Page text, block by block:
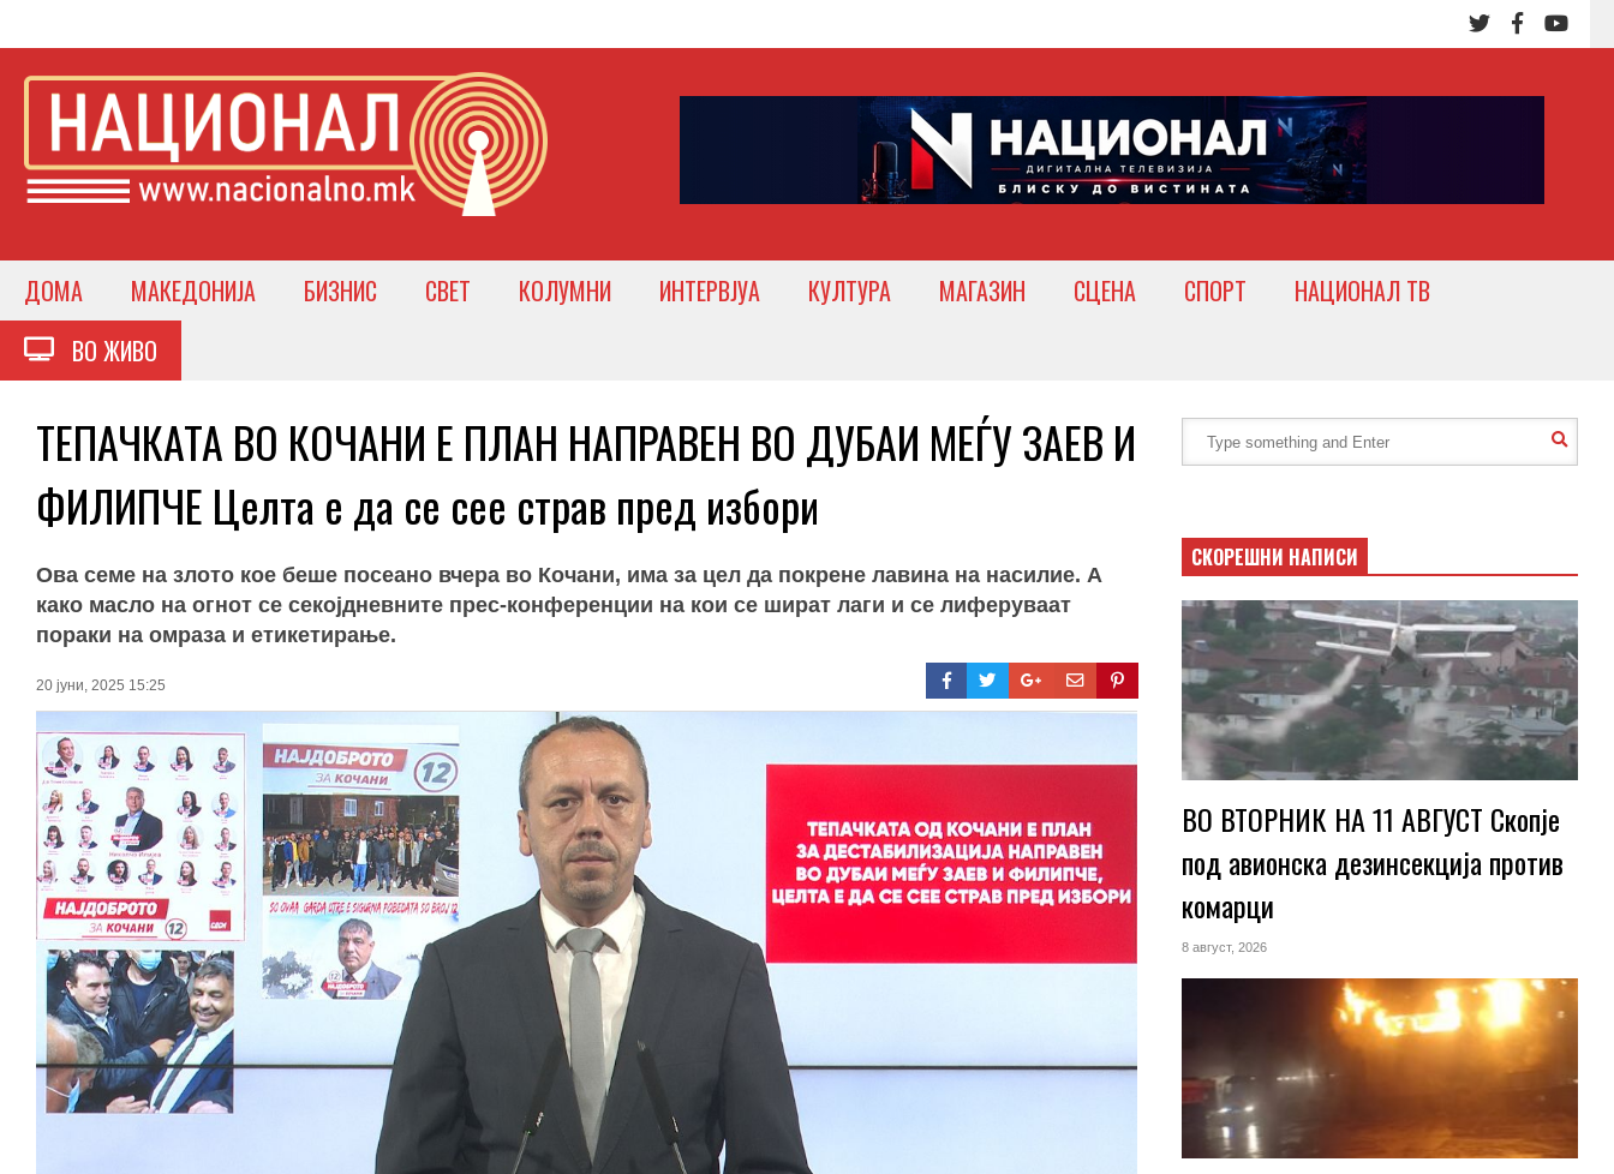
ДОМА МАКЕДОНИЈА БИЗНИС СВЕТ КОЛУМНИ ИНТЕРВЈУА КУЛТУРА МАГАЗИН СЦЕНА СПОРТ
НАЦИОНАЛ ТВ
ВО ЖИВО
ТЕПАЧКАТА ВО КОЧАНИ Е ПЛАН НАПРАВЕН ВО ДУБАИ МЕЃУ ЗАЕВ И
ФИЛИПЧЕ Целта е да се сее страв пред избори
Ова семе на злото кое беше посеано вчера во Кочани, има за цел да покрене лавина на насилие. А
како масло на огнот се секојдневните прес-конференции на кои се шират лаги и се лиферуваат
пораки на омраза и етикетирање.
20 јуни, 2025 15:25
СКОРЕШНИ НАПИСИ
ВО ВТОРНИК НА 11 АВГУСТ Скопје
под авионска дезинсекција против
комарци
8 август, 2026